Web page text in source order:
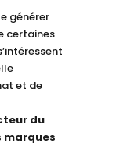
générer
certaines
et de
du
marques